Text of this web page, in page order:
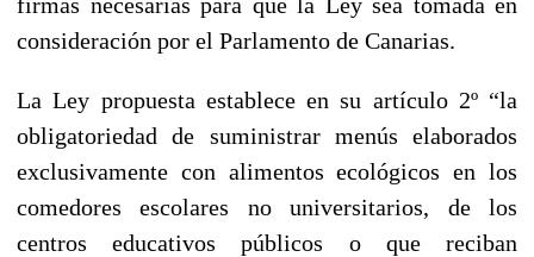
consideración por el Parlamento de Canarias.
La Ley propuesta establece en su artículo 2º “la
obligatoriedad de suministrar menús elaborados
exclusivamente con alimentos ecológicos en los
comedores escolares no universitarios, de los
centros educativos públicos o que reciban